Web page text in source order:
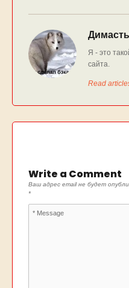
Я - это
сайта.
Read
Write a Comment
Ваш адрес email не будет
*